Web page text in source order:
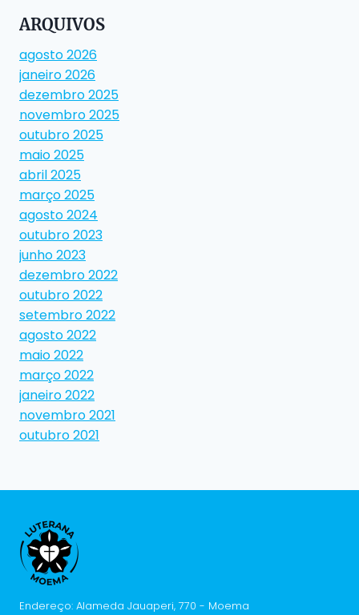
ARQUIVOS
agosto 2026
janeiro 2026
dezembro 2025
novembro 2025
outubro 2025
maio 2025
abril 2025
março 2025
agosto 2024
outubro 2023
junho 2023
dezembro 2022
outubro 2022
setembro 2022
agosto 2022
maio 2022
março 2022
janeiro 2022
novembro 2021
outubro 2021
Endereço: Alameda Jauaperi, 770 - Moema